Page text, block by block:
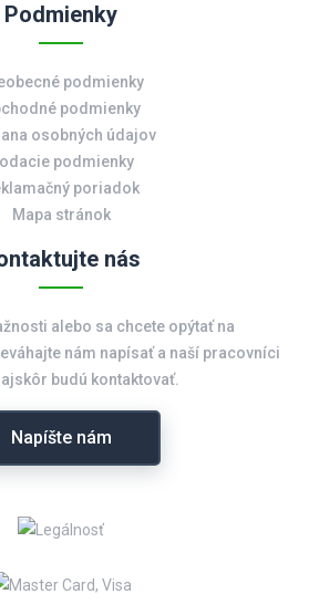
Podmienky
podmienky
podmienky
osobných údajov
podmienky
poriadok
Mapa stránok
nás
alebo sa chcete opýtať na
nám napísať a naší pracovníci
budú kontaktovať.
Napíšte nám